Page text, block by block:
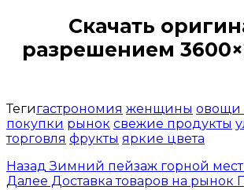
Скачать
разрешением
Тегигастрономия женщины овощи
покупки рынок свежие продукты
торговля фрукты яркие цвета
Назад Зимний пейзаж горной
Далее Доставка товаров на рынок